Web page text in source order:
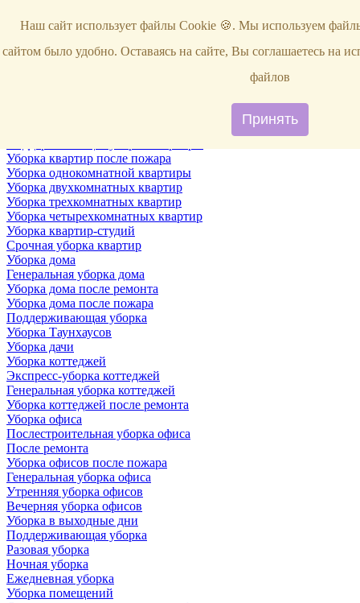
Уборка
Уборка снега
Уборка квартир после пожара
Уборка однокомнатной квартиры
Уборка двухкомнатных квартир
Уборка трехкомнатных квартир
Уборка четырехкомнатных квартир
Уборка квартир-студий
Срочная уборка квартир
Уборка дома
Генеральная уборка дома
Уборка дома после ремонта
Уборка дома после пожара
Поддерживающая уборка
Уборка Таунхаусов
Уборка дачи
Уборка коттеджей
Экспресс-уборка коттеджей
Генеральная уборка коттеджей
Уборка коттеджей после ремонта
Уборка офиса
Послестроительная уборка офиса
После ремонта
Уборка офисов после пожара
Генеральная уборка офиса
Утренняя уборка офисов
Вечерняя уборка офисов
Уборка в выходные дни
Поддерживающая уборка
Разовая уборка
Ночная уборка
Ежедневная уборка
Уборка помещений
Наш сайт использует файлы Cookie 🍪. Мы используем
сайтом было удобно. Оставаясь на сайте, Вы соглашаетесь на
файлов
Принять